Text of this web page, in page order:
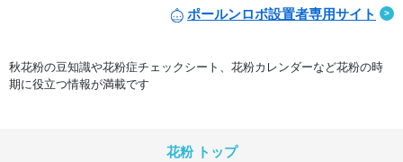
ポールンロボ設置者専用サイト
秋花粉の豆知識や花粉症チェックシート、花粉カレンダーなど花粉の時
期に役立つ情報が満載です
花粉 トップ